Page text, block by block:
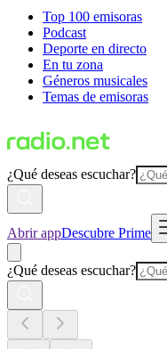
Top 100 emisoras
Podcast
Deporte en directo
En tu zona
Géneros musicales
Temas de emisoras
¿Qué deseas escuchar?
Abrir appDescubre Prime
¿Qué deseas escuchar?